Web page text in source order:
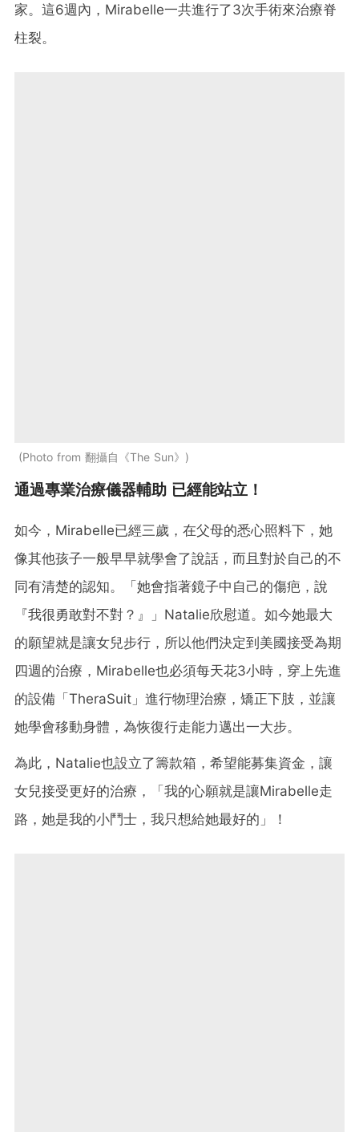
家。這6週內，Mirabelle一共進行了3次手術來治療脊
柱裂。
Photo from 翻攝自《The Sun》
通過專業治療儀器輔助 已經能站立！
如今，Mirabelle已經三歲，在父母的悉心照料下，她
像其他孩子一般早早就學會了說話，而且對於自己的不
同有清楚的認知。「她會指著鏡子中自己的傷疤，說
『我很勇敢對不對？』」Natalie欣慰道。如今她最大
的願望就是讓女兒步行，所以他們決定到美國接受為期
四週的治療，Mirabelle也必須每天花3小時，穿上先進
的設備「TheraSuit」進行物理治療，矯正下肢，並讓
她學會移動身體，為恢復行走能力邁出一大步。
為此，Natalie也設立了籌款箱，希望能募集資金，讓
女兒接受更好的治療，「我的心願就是讓Mirabelle走
路，她是我的小鬥士，我只想給她最好的」！